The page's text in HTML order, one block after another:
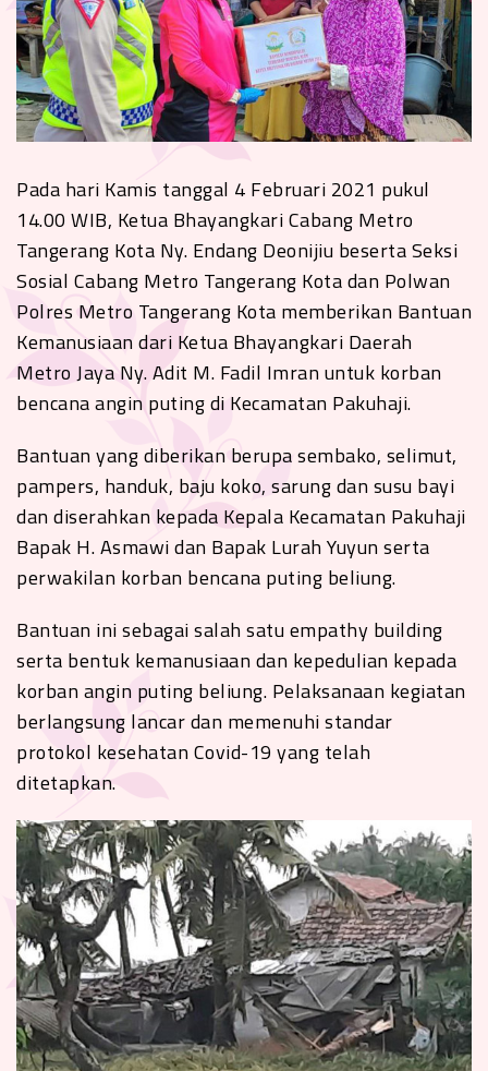
Pada hari Kamis tanggal 4 Februari 2021 pukul
14.00 WIB, Ketua Bhayangkari Cabang Metro
Tangerang Kota Ny. Endang Deonijiu beserta Seksi
Sosial Cabang Metro Tangerang Kota dan Polwan
Polres Metro Tangerang Kota memberikan Bantuan
Kemanusiaan dari Ketua Bhayangkari Daerah
Metro Jaya Ny. Adit M. Fadil Imran untuk korban
bencana angin puting di Kecamatan Pakuhaji.
Bantuan yang diberikan berupa sembako, selimut,
pampers, handuk, baju koko, sarung dan susu bayi
dan diserahkan kepada Kepala Kecamatan Pakuhaji
Bapak H. Asmawi dan Bapak Lurah Yuyun serta
perwakilan korban bencana puting beliung.
Bantuan ini sebagai salah satu empathy building
serta bentuk kemanusiaan dan kepedulian kepada
korban angin puting beliung. Pelaksanaan kegiatan
berlangsung lancar dan memenuhi standar
protokol kesehatan Covid-19 yang telah
ditetapkan.